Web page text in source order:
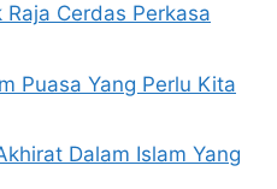
Cerdas Perkasa
Puasa Yang Perlu Kita
Dalam Islam Yang